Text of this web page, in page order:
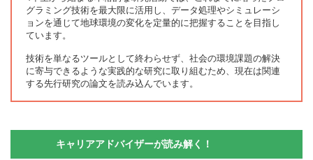
グラミング技術を最大限に活用し、データ処理やシミュレーシ
ョンを通じて地球環境の変化を定量的に把握することを目指し
ています。
技術を単なるツールとして終わらせず、社会の環境課題の解決
に寄与できるような実践的な研究に取り組むため、現在は関連
する先行研究の論文を読み込んでいます。
キャリアアドバイザーが読み解く！